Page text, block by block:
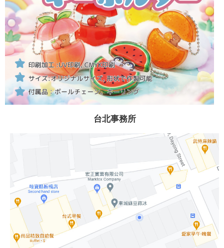
台北事務所